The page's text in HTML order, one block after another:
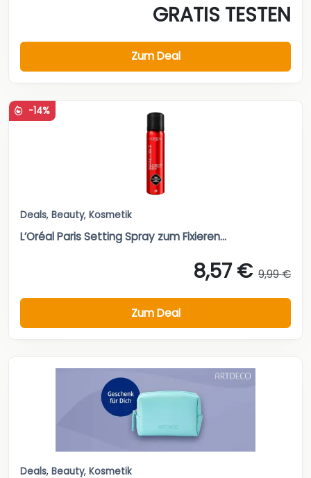
GRATIS TESTEN
Zum Deal
-14%
Deals, Beauty, Kosmetik
L’Oréal Paris Setting Spray zum Fixieren...
8,57 € 9,99 €
Zum Deal
Deals, Beauty, Kosmetik